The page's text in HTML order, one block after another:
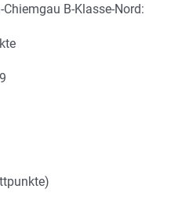
B-Klasse-Nord: